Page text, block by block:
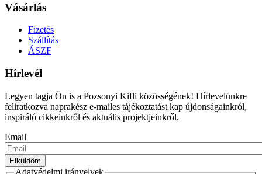
Vásárlás
Fizetés
Szállítás
ÁSZF
Hírlevél
Legyen tagja Ön is a Pozsonyi Kifli közösségének! Hírlevelünkre
feliratkozva naprakész e-mailes tájékoztatást kap újdonságainkról,
inspiráló cikkeinkről és aktuális projektjeinkről.
Email
Adatvédelmi irányelvek